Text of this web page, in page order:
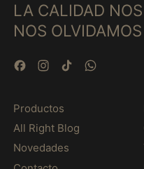
LA CALIDAD
NOS
FacebookInstagram
TikTokWhatsApp
Productos
All Right Blog
Novedades
Guadeloupe (MXN $)
Guatemala (MXN $)
(MXN $)
Guinée-Bissau (MXN
$)